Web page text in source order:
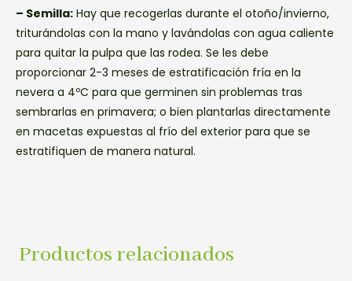
– Semilla: Hay que recogerlas durante el otoño/invierno,
triturándolas con la mano y lavándolas con agua caliente
para quitar la pulpa que las rodea. Se les debe
proporcionar 2-3 meses de estratificación fría en la
nevera a 4ºC para que germinen sin problemas tras
sembrarlas en primavera; o bien plantarlas directamente
en macetas expuestas al frío del exterior para que se
estratifiquen de manera natural.
Productos relacionados